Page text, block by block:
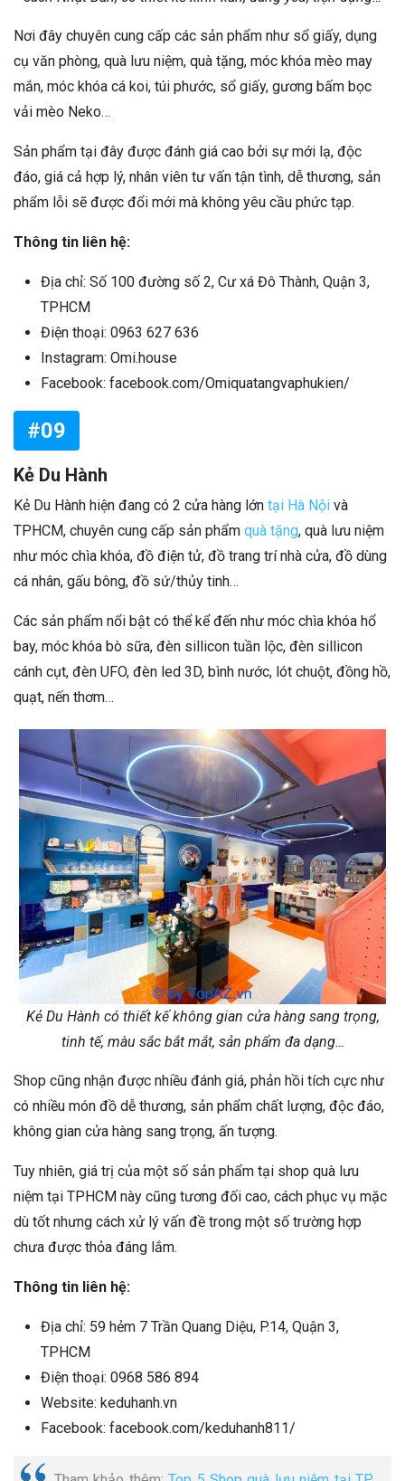
Nơi đây chuyên cung cấp các sản phẩm như sổ giấy, dụng
cụ văn phòng, quà lưu niệm, quà tặng, móc khóa mèo may
mắn, móc khóa cá koi, túi phước, sổ giấy, gương bấm bọc
vải mèo Neko…
Sản phẩm tại đây được đánh giá cao bởi sự mới lạ, độc
đáo, giá cả hợp lý, nhân viên tư vấn tận tình, dễ thương, sản
phẩm lỗi sẽ được đổi mới mà không yêu cầu phức tạp.
Thông tin liên hệ:
Địa chỉ: Số 100 đường số 2, Cư xá Đô Thành, Quận 3,
TPHCM
Điện thoại: 0963 627 636
Instagram: Omi.house
Facebook: facebook.com/Omiquatangvaphukien/
#09
Kẻ Du Hành
Kẻ Du Hành hiện đang có 2 cửa hàng lớn tại Hà Nội và
TPHCM, chuyên cung cấp sản phẩm quà tặng, quà lưu niệm
như móc chìa khóa, đồ điện tử, đồ trang trí nhà cửa, đồ dùng
cá nhân, gấu bông, đồ sứ/thủy tinh…
Các sản phẩm nổi bật có thể kể đến như móc chìa khóa hổ
bay, móc khóa bò sữa, đèn sillicon tuần lộc, đèn sillicon
cánh cụt, đèn UFO, đèn led 3D, bình nước, lót chuột, đồng hồ,
quạt, nến thơm…
Kẻ Du Hành có thiết kế không gian cửa hàng sang trọng,
tinh tế, màu sắc bắt mắt, sản phẩm đa dạng…
Shop cũng nhận được nhiều đánh giá, phản hồi tích cực như
có nhiều món đồ dễ thương, sản phẩm chất lượng, độc đáo,
không gian cửa hàng sang trọng, ấn tượng.
Tuy nhiên, giá trị của một số sản phẩm tại shop quà lưu
niệm tại TPHCM này cũng tương đối cao, cách phục vụ mặc
dù tốt nhưng cách xử lý vấn đề trong một số trường hợp
chưa được thỏa đáng lắm.
Thông tin liên hệ:
Địa chỉ: 59 hẻm 7 Trần Quang Diệu, P.14, Quận 3,
TPHCM
Điện thoại: 0968 586 894
Website: keduhanh.vn
Facebook: facebook.com/keduhanh811/